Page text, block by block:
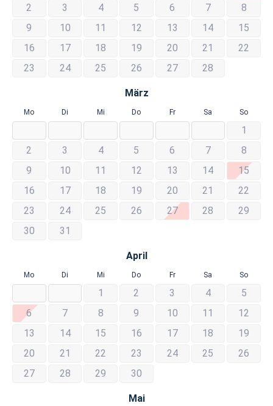
2
3 4 5 6 7
8
9
10 11 12 13 14
15
16
17 18 19 20 21
22
23
24 25 26 27 28
März
Mo Di Mi Do Fr Sa So
1
2
3 4 5 6 7
8
9
10 11 12 13 14
15
16
17 18 19 20 21
22
23
24 25 26 27 28
29
30
31
April
Mo Di Mi Do Fr Sa So
1 2 3 4
5
6
7 8 9 10 11
12
13
14 15 16 17 18
19
20
21 22 23 24 25
26
27
28 29 30
Mai